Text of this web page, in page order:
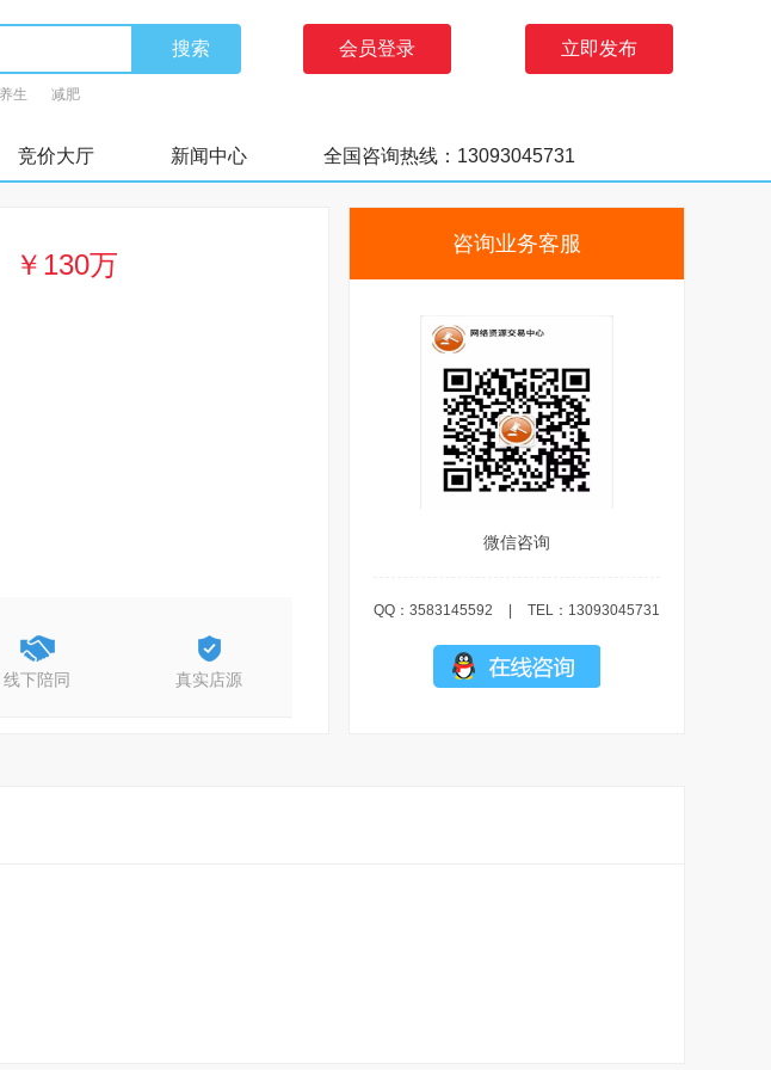
立即发布
会员登录
养生 减肥
竞价大厅 新闻中心 全国咨询热线：13093045731
￥130万
线下陪同 真实店源
咨询业务客服
微信咨询
QQ：3583145592 TEL：13093045731